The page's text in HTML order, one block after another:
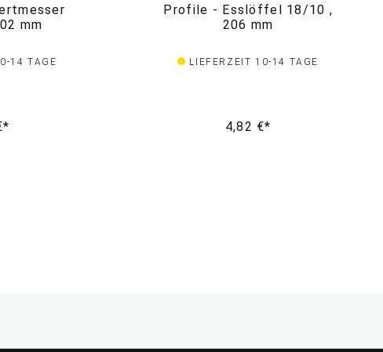
mm
14 TAGE
Profile - Esslöffel 18/10 ,
206 mm
LIEFERZEIT 10-14 TAGE
4,82 €*